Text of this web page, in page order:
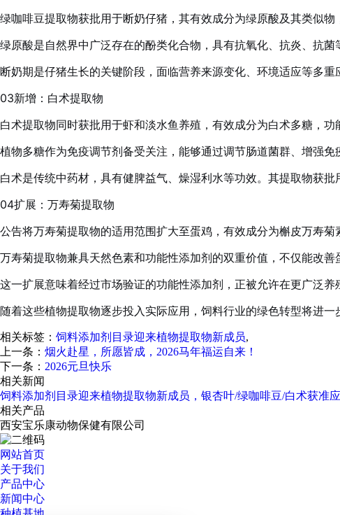
绿咖啡豆提取物获批用于断奶仔猪，其有效成分为绿原酸及其类似物
绿原酸是自然界中广泛存在的酚类化合物，具有抗氧化、抗炎、抗菌
断奶期是仔猪生长的关键阶段，面临营养来源变化、环境适应等多
03新增：白术提取物
白术提取物同时获批用于虾和淡水鱼养殖，有效成分为白术多糖，功
植物多糖作为免疫调节剂备受关注，能够通过调节肠道菌群、增强免
白术是传统中药材，具有健脾益气、燥湿利水等功效。其提取物获
04扩展：万寿菊提取物
公告将万寿菊提取物的适用范围扩大至蛋鸡，有效成分为槲皮万寿菊
万寿菊提取物兼具天然色素和功能性添加剂的双重价值，不仅能改善
这一扩展意味着经过市场验证的功能性添加剂，正被允许在更广泛
随着这些植物提取物逐步投入实际应用，饲料行业的绿色转型将进
相关标签： 饲料添加剂目录迎来植物提取物新成员,
上一条： 烟火赴星，所愿皆成，2026马年福运自来！
下一条： 2026元旦快乐
相关新闻
饲料添加剂目录迎来植物提取物新成员，银杏叶/绿咖啡豆/白术获准
相关产品
西安宝乐康动物保健有限公司
网站首页
关于我们
产品中心
新闻中心